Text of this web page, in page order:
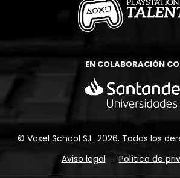
EN COLABORACIÓN
© Voxel School S.L. 2026. Todos los
Aviso legal
Política de